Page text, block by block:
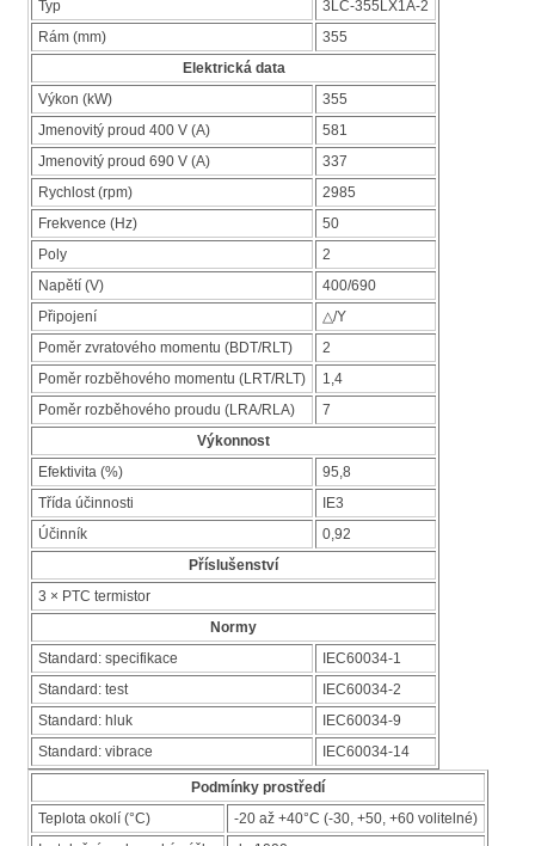
Typ
3LC-355LX1A-2
Rám (mm)
355
Elektrická data
Výkon (kW)
355
Jmenovitý proud 400 V (A)
581
Jmenovitý proud 690 V (A)
337
Rychlost (rpm)
2985
Frekvence (Hz)
50
Poly
2
Napětí (V)
400/690
Připojení
△/Y
Poměr zvratového momentu (BDT/RLT)
2
Poměr rozběhového momentu (LRT/RLT)
1,4
Poměr rozběhového proudu (LRA/RLA)
7
Výkonnost
Efektivita (%)
95,8
Třída účinnosti
IE3
Účinník
0,92
Příslušenství
3 × PTC termistor
Normy
Standard: specifikace
IEC60034-1
Standard: test
IEC60034-2
Standard: hluk
IEC60034-9
Standard: vibrace
IEC60034-14
Podmínky prostředí
Teplota okolí (°C)
-20 až +40°C (-30, +50, +60 volitelné)